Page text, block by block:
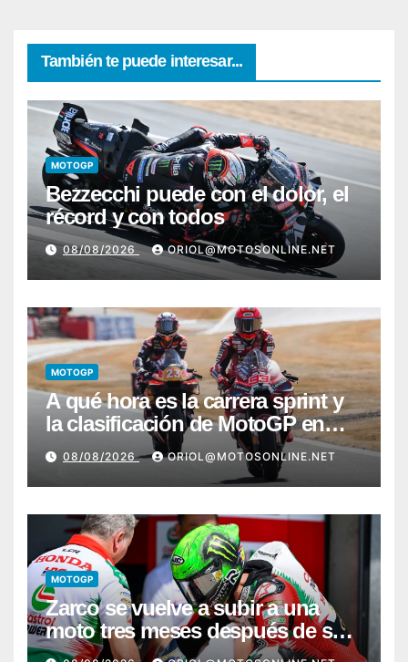
También te puede interesar...
MOTOGP
Bezzecchi puede con el dolor, el
récord y con todos
08/08/2026 ORIOL@MOTOSONLINE.NET
MOTOGP
A qué hora es la carrera sprint y
la clasificación de MotoGP en
Silverstone
08/08/2026 ORIOL@MOTOSONLINE.NET
MOTOGP
Zarco se vuelve a subir a una
moto tres meses después de su
grave lesión